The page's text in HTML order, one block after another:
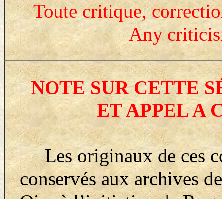
Toute critique,
Any
NOTE SUR CETTE
ET APPEL A
Les originaux de ces
conservés aux archives